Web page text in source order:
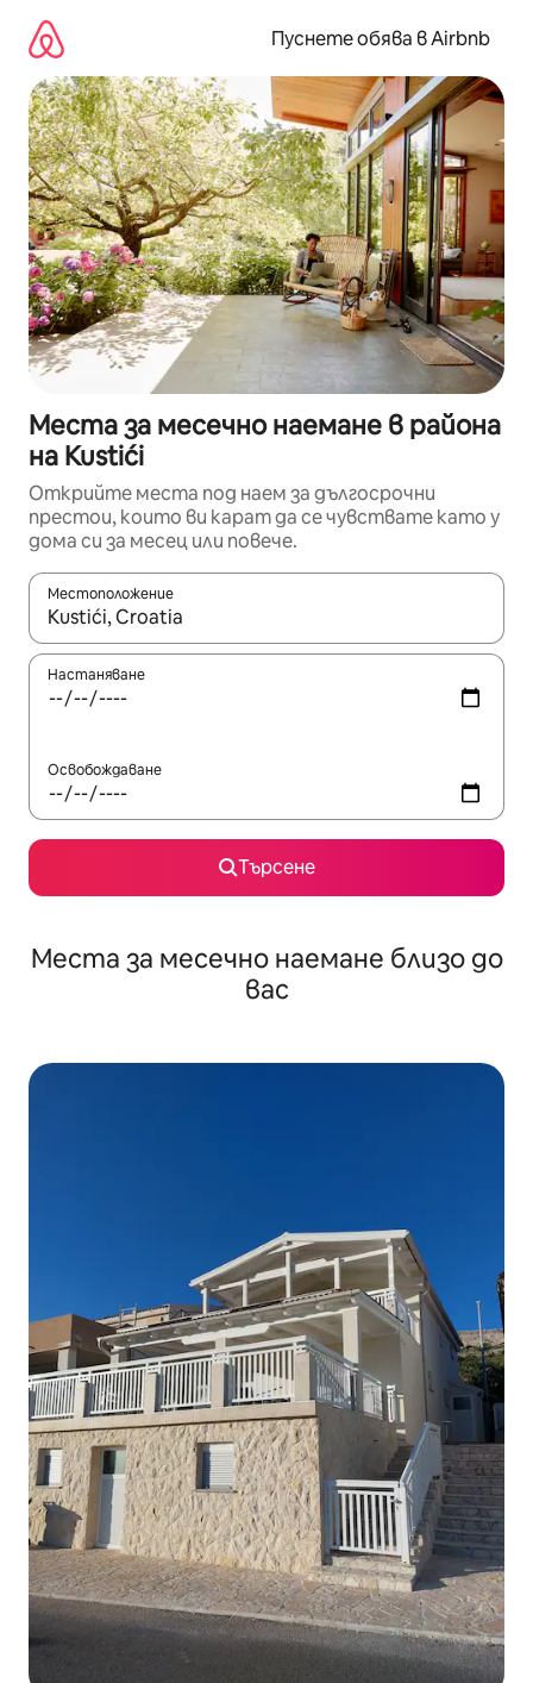
съдържанието
Пуснете обява в Airbnb
Места за месечно наемане в района
на Kustići
Открийте места под наем за дългосрочни
престои, които ви карат да се чувствате като у
дома си за месец или повече.
Местоположение
Когато резултатите се покажат, използвайте
Настаняване
Освобождаване
Търсене
Места за месечно наемане близо до
вас